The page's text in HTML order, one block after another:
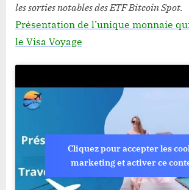
les sorties notables des ETF Bitcoin Spot.
Présentation de l’unique monnaie
le Visa Voyage
Cliquez pour accepter les
marketing et activer ce